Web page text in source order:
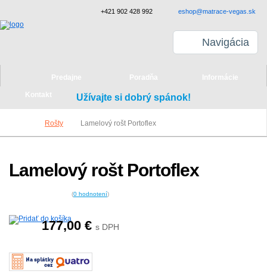
Užívajte si dobrý spánok!
Rošty Lamelový rošt Portoflex
Lamelový rošt Portoflex
(0 hodnotení)
177,00 € s DPH
+421 902 428 992 eshop@matrace-vegas.sk
Navigácia
Predajne Poradňa Informácie
Kontakt